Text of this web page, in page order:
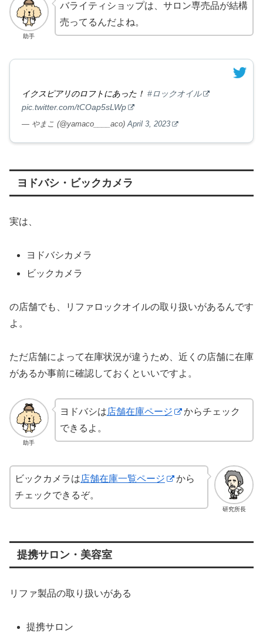
助手
バライティショップは、サロン専売品が結構
売ってるんだよね。
イクスピアリのロフトにあった！ #ロックオイル
pic.twitter.com/tCOap5sLWp
— やまこ (@yamaco____aco) April 3, 2023
ヨドバシ・ビックカメラ
実は、
ヨドバシカメラ
ビックカメラ
の店舗でも、リファロックオイルの取り扱いがあるんです
よ。
ただ店舗によって在庫状況が違うため、近くの店舗に在庫
があるか事前に確認しておくといいですよ。
助手
ヨドバシは店舗在庫ページ
からチェック
できるよ。
研究所長
ビックカメラは店舗在庫一覧ページ
から
チェックできるぞ。
提携サロン・美容室
リファ製品の取り扱いがある
提携サロン